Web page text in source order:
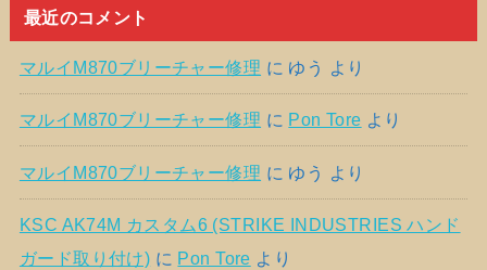
最近のコメント
マルイM870ブリーチャー修理 に ゆう より
マルイM870ブリーチャー修理 に Pon Tore より
マルイM870ブリーチャー修理 に ゆう より
KSC AK74M カスタム6 (STRIKE INDUSTRIES ハンド
ガード取り付け) に Pon Tore より